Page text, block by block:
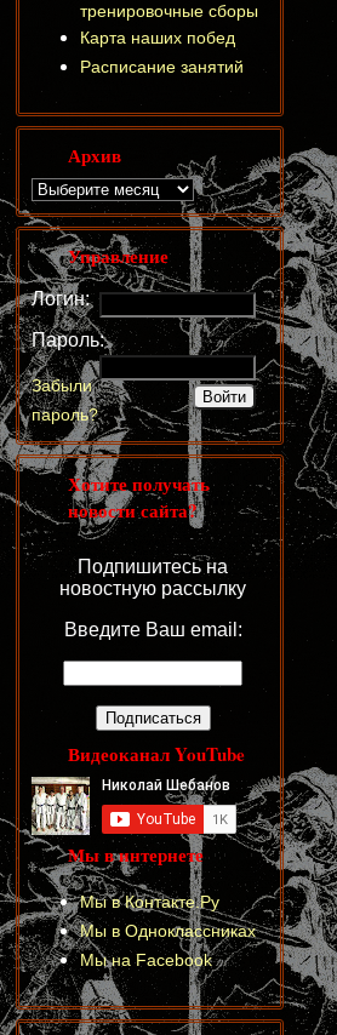
тренировочные сборы
Карта наших побед
Расписание занятий
Архив
Управление
Логин:
Пароль:
Забыли
пароль?
Хотите получать
новости сайта?
Подпишитесь на
новостную рассылку
Введите Ваш email:
Видеоканал YouTube
Мы в интернете
Мы в Контакте.Ру
Мы в Одноклассниках
Мы на Facebook